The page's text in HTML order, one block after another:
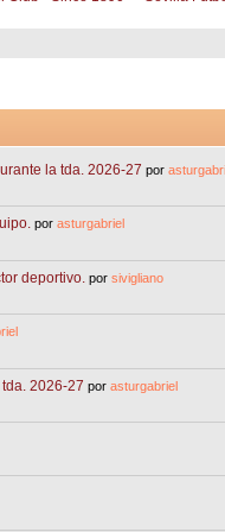
la tda. 2026-27 por
porasturgabriel
deportivo. porsivigliano
2026-27 porasturgabriel